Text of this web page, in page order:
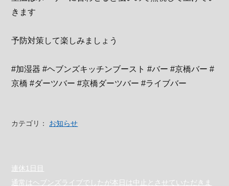
きます
予防対策して楽しみましょう
#加湿器 #ヘブンズキッチンブースト #バー #京橋バー #
京橋 #ダーツバー #京橋ダーツバー #ライブバー
カテゴリ： お知らせ
連休1日目
通常はヘブンズライブでしたが本日は中止とさせていただきま